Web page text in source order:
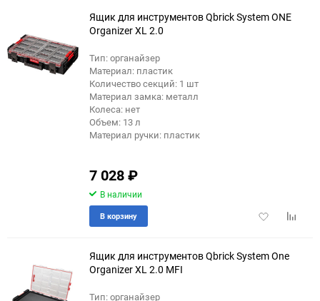
Ящик для инструментов Qbrick System ONE
Organizer XL 2.0
Тип: органайзер
Материал: пластик
Количество секций: 1 шт
Материал замка: металл
Колеса: нет
Объем: 13 л
Материал ручки: пластик
7 028₽
В наличии
Добавить
В корзину
Ящик для инструментов Qbrick System One
Organizer XL 2.0 MFI
Тип: органайзер